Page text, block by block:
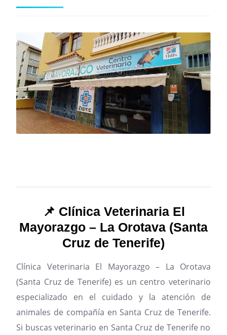
📌 Clínica Veterinaria El
Mayorazgo – La Orotava (Santa
Cruz de Tenerife)
Clínica Veterinaria El Mayorazgo – La Orotava
(Santa Cruz de Tenerife) es un centro veterinario
especializado en el cuidado y la atención de
animales de compañía en Santa Cruz de Tenerife.
Si buscas veterinario en Santa Cruz de Tenerife no